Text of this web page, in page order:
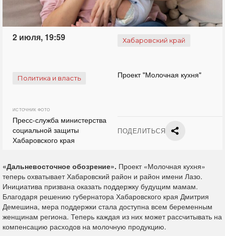
2 июля, 19:59 Хабаровский край
Политика и власть Проект "Молочная кухня"
ИСТОЧНИК ФОТО
Пресс-служба министерства
социальной защиты
Хабаровского края
ПОДЕЛИТЬСЯ
«Дальневосточное обозрение». Проект «Молочная кухня»
теперь охватывает Хабаровский район и район имени Лазо.
Инициатива призвана оказать поддержку будущим мамам.
Благодаря решению губернатора Хабаровского края Дмитрия
Демешина, мера поддержки стала доступна всем беременным
женщинам региона. Теперь каждая из них может рассчитывать на
компенсацию расходов на молочную продукцию.